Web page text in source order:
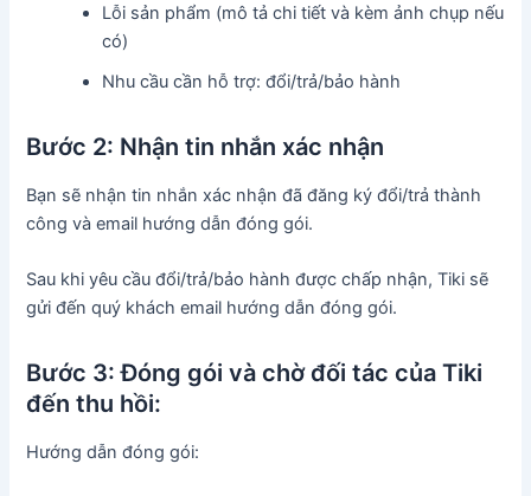
Lỗi sản phẩm (mô tả chi tiết và kèm ảnh chụp nếu
có)
Nhu cầu cần hỗ trợ: đổi/trả/bảo hành
Bước 2: Nhận tin nhắn xác nhận
Bạn sẽ nhận tin nhắn xác nhận đã đăng ký đổi/trả thành
công và email hướng dẫn đóng gói.
Sau khi yêu cầu đổi/trả/bảo hành được chấp nhận, Tiki sẽ
gửi đến quý khách email hướng dẫn đóng gói.
Bước 3: Đóng gói và chờ đối tác của Tiki
đến thu hồi:
Hướng dẫn đóng gói: